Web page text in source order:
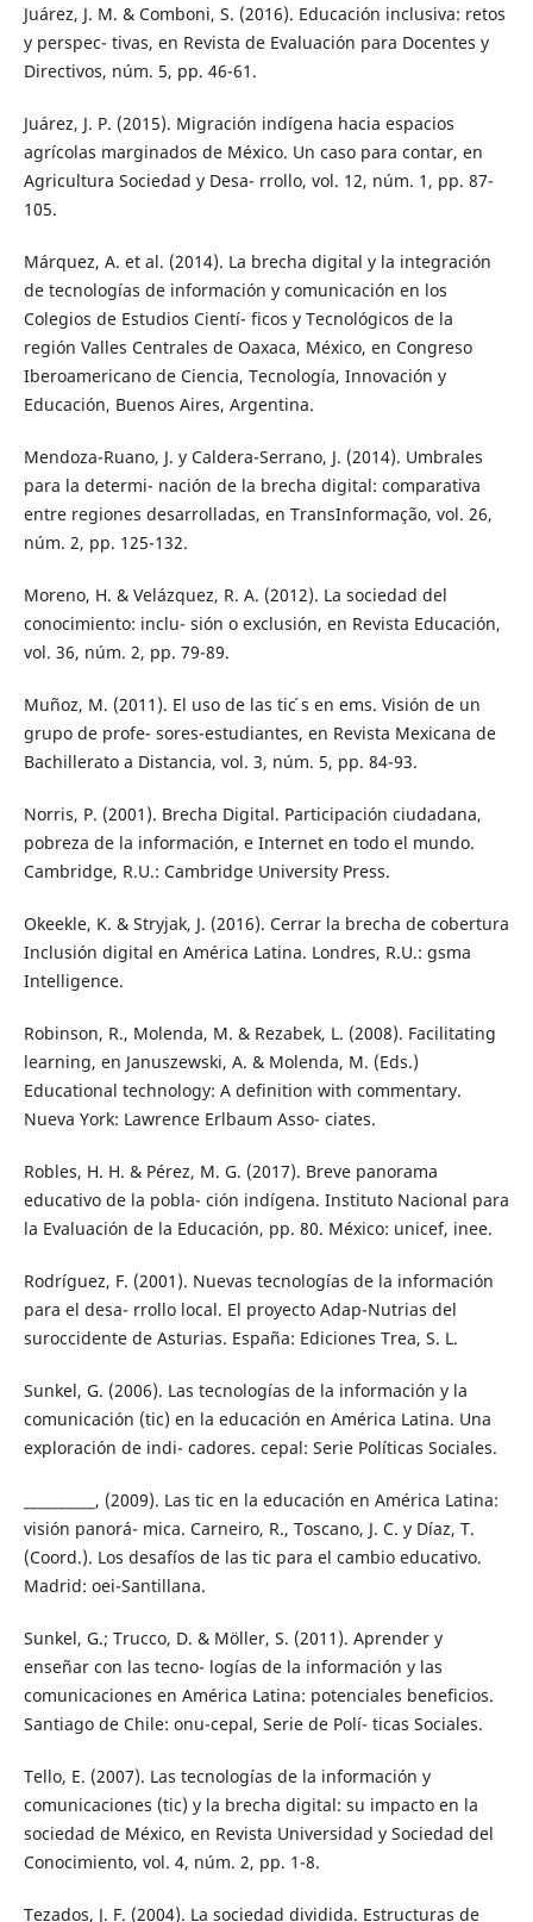
Juárez, J. M. & Comboni, S. (2016). Educación inclusiva: retos
y perspec- tivas, en Revista de Evaluación para Docentes y
Directivos, núm. 5, pp. 46-61.
Juárez, J. P. (2015). Migración indígena hacia espacios
agrícolas marginados de México. Un caso para contar, en
Agricultura Sociedad y Desa- rrollo, vol. 12, núm. 1, pp. 87-
105.
Márquez, A. et al. (2014). La brecha digital y la integración
de tecnologías de información y comunicación en los
Colegios de Estudios Cientí- ficos y Tecnológicos de la
región Valles Centrales de Oaxaca, México, en Congreso
Iberoamericano de Ciencia, Tecnología, Innovación y
Educación, Buenos Aires, Argentina.
Mendoza-Ruano, J. y Caldera-Serrano, J. (2014). Umbrales
para la determi- nación de la brecha digital: comparativa
entre regiones desarrolladas, en TransInformação, vol. 26,
núm. 2, pp. 125-132.
Moreno, H. & Velázquez, R. A. (2012). La sociedad del
conocimiento: inclu- sión o exclusión, en Revista Educación,
vol. 36, núm. 2, pp. 79-89.
Muñoz, M. (2011). El uso de las tic ́s en ems. Visión de un
grupo de profe- sores-estudiantes, en Revista Mexicana de
Bachillerato a Distancia, vol. 3, núm. 5, pp. 84-93.
Norris, P. (2001). Brecha Digital. Participación ciudadana,
pobreza de la información, e Internet en todo el mundo.
Cambridge, R.U.: Cambridge University Press.
Okeekle, K. & Stryjak, J. (2016). Cerrar la brecha de cobertura
Inclusión digital en América Latina. Londres, R.U.: gsma
Intelligence.
Robinson, R., Molenda, M. & Rezabek, L. (2008). Facilitating
learning, en Januszewski, A. & Molenda, M. (Eds.)
Educational technology: A definition with commentary.
Nueva York: Lawrence Erlbaum Asso- ciates.
Robles, H. H. & Pérez, M. G. (2017). Breve panorama
educativo de la pobla- ción indígena. Instituto Nacional para
la Evaluación de la Educación, pp. 80. México: unicef, inee.
Rodríguez, F. (2001). Nuevas tecnologías de la información
para el desa- rrollo local. El proyecto Adap-Nutrias del
suroccidente de Asturias. España: Ediciones Trea, S. L.
Sunkel, G. (2006). Las tecnologías de la información y la
comunicación (tic) en la educación en América Latina. Una
exploración de indi- cadores. cepal: Serie Políticas Sociales.
__________, (2009). Las tic en la educación en América Latina:
visión panorá- mica. Carneiro, R., Toscano, J. C. y Díaz, T.
(Coord.). Los desafíos de las tic para el cambio educativo.
Madrid: oei-Santillana.
Sunkel, G.; Trucco, D. & Möller, S. (2011). Aprender y
enseñar con las tecno- logías de la información y las
comunicaciones en América Latina: potenciales beneficios.
Santiago de Chile: onu-cepal, Serie de Polí- ticas Sociales.
Tello, E. (2007). Las tecnologías de la información y
comunicaciones (tic) y la brecha digital: su impacto en la
sociedad de México, en Revista Universidad y Sociedad del
Conocimiento, vol. 4, núm. 2, pp. 1-8.
Tezados, J. F. (2004). La sociedad dividida. Estructuras de